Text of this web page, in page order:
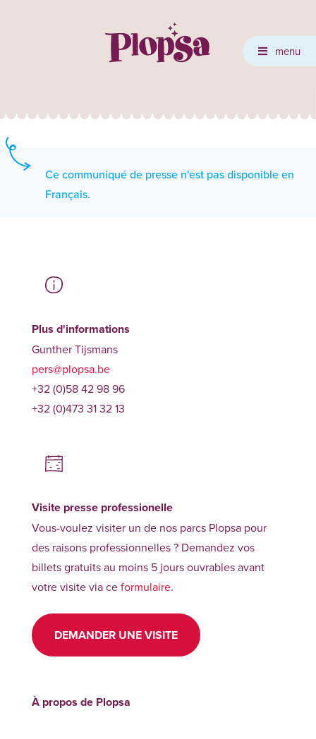
menu
Ce communiqué de presse n'est pas disponible en
Français.
Plus d'informations
Gunther Tijsmans
pers@plopsa.be
+32 (0)58 42 98 96
+32 (0)473 31 32 13
Visite presse professionelle
Vous-voulez visiter un de nos parcs Plopsa pour
des raisons professionnelles ? Demandez vos
billets gratuits au moins 5 jours ouvrables avant
votre visite via ceformulaire.
DEMANDER UNE VISITE
À propos de Plopsa